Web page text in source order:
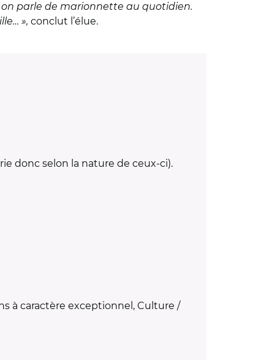
on parle de marionnette au quotidien.
», conclut l’élue.
donc selon la nature de ceux-ci).
à caractère exceptionnel, Culture /